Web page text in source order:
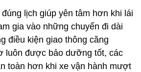
lịch giúp yên tâm hơn khi lái
gia vào những chuyến đi dài
điều kiện giao thông căng
luôn được bảo dưỡng tốt, các
toàn hơn khi xe vận hành mượt